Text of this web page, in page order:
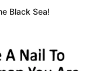
Black Sea!